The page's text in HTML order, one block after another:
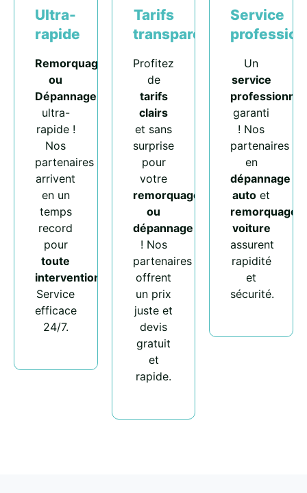
Ultra-
rapide
Remorquage
ou
Dépannage
ultra-
rapide !
Nos
partenaires
arrivent
en un
temps
record
pour
toute
intervention
Service
efficace
24/7.
Tarifs
transparents
Profitez
de
tarifs
clairs
et sans
surprise
pour
votre
remorquage
ou
dépannage
! Nos
partenaires
offrent
un prix
juste et
devis
gratuit
et
rapide.
Service
Un
service
professionnel
garanti
! Nos
partenaires
en
dépannage
auto et
remorquage
voiture
assurent
rapidité
et
sécurité.